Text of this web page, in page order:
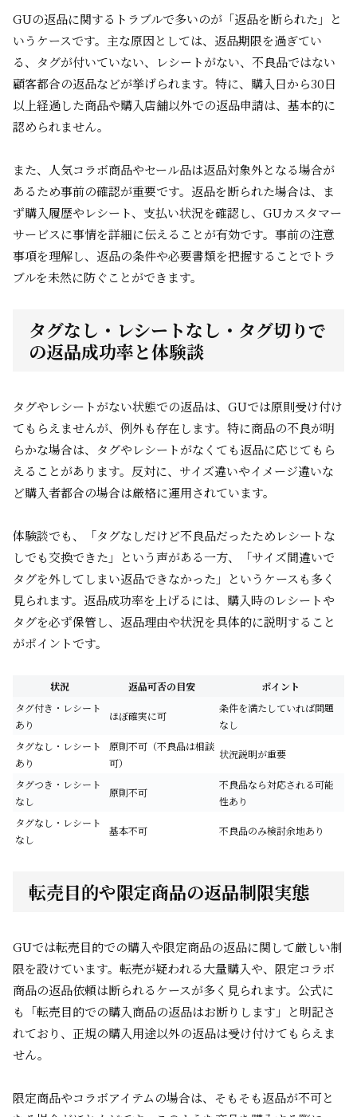
GUの返品に関するトラブルで多いのが「返品を断られた」と
いうケースです。主な原因としては、返品期限を過ぎてい
る、タグが付いていない、レシートがない、不良品ではない
顧客都合の返品などが挙げられます。特に、購入日から30日
以上経過した商品や購入店舗以外での返品申請は、基本的に
認められません。
また、人気コラボ商品やセール品は返品対象外となる場合が
あるため事前の確認が重要です。返品を断られた場合は、ま
ず購入履歴やレシート、支払い状況を確認し、GUカスタマー
サービスに事情を詳細に伝えることが有効です。事前の注意
事項を理解し、返品の条件や必要書類を把握することでトラ
ブルを未然に防ぐことができます。
タグなし・レシートなし・タグ切りで
の返品成功率と体験談
タグやレシートがない状態での返品は、GUでは原則受け付け
てもらえませんが、例外も存在します。特に商品の不良が明
らかな場合は、タグやレシートがなくても返品に応じてもら
えることがあります。反対に、サイズ違いやイメージ違いな
ど購入者都合の場合は厳格に運用されています。
体験談でも、「タグなしだけど不良品だったためレシートな
しでも交換できた」という声がある一方、「サイズ間違いで
タグを外してしまい返品できなかった」というケースも多く
見られます。返品成功率を上げるには、購入時のレシートや
タグを必ず保管し、返品理由や状況を具体的に説明すること
がポイントです。
状況 返品可否の目安
ポイント
タグ付き・レシート
あり
ほぼ確実に可
条件を満たしていれば問題
なし
タグなし・レシート
あり
原則不可（不良品は相談
可）
状況説明が重要
タグつき・レシート
なし
原則不可
不良品なら対応される可能
性あり
タグなし・レシート
なし
基本不可 不良品のみ検討余地あり
転売目的や限定商品の返品制限実態
GUでは転売目的での購入や限定商品の返品に関して厳しい制
限を設けています。転売が疑われる大量購入や、限定コラボ
商品の返品依頼は断られるケースが多く見られます。公式に
も「転売目的での購入商品の返品はお断りします」と明記さ
れており、正規の購入用途以外の返品は受け付けてもらえま
せん。
限定商品やコラボアイテムの場合は、そもそも返品が不可と